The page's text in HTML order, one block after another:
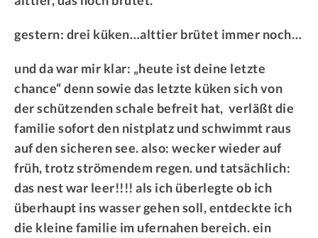
gestern: drei küken…alttier brütet immer noch…
und da war mir klar: „heute ist deine letzte
chance“ denn sowie das letzte küken sich von
der schützenden schale befreit hat, verläßt die
familie sofort den nistplatz und schwimmt raus
auf den sicheren see. also: wecker wieder auf
früh, trotz strömendem regen. und tatsächlich:
das nest war leer!!!! als ich überlegte ob ich
überhaupt ins wasser gehen soll, entdeckte ich
die kleine familie im ufernahen bereich. ein